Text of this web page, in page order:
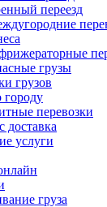
переезд
грузы
грузов
перевозки
доставка
услуги
груза